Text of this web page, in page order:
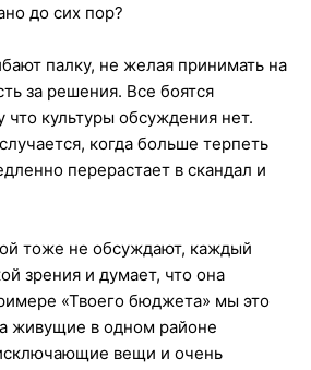
до сих пор?
палку, не желая принимать на
за решения. Все боятся
культуры обсуждения нет.
когда больше терпеть
перерастает в скандал и
тоже не обсуждают, каждый
зрения и думает, что она
«Твоего бюджета» мы это
живущие в одном районе
вещи и очень